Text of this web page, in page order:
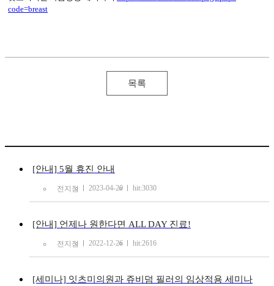
code=breast
목록
[안내] 5월 휴진 안내
전지점 2023-04-20 hit:3030
[안내] 언제나 원한다면 ALL DAY 진료!
전지점 2022-12-26 hit:2616
[세미나] 잇츠미의원과 쥬비덤 필러의 임상적용 세미나